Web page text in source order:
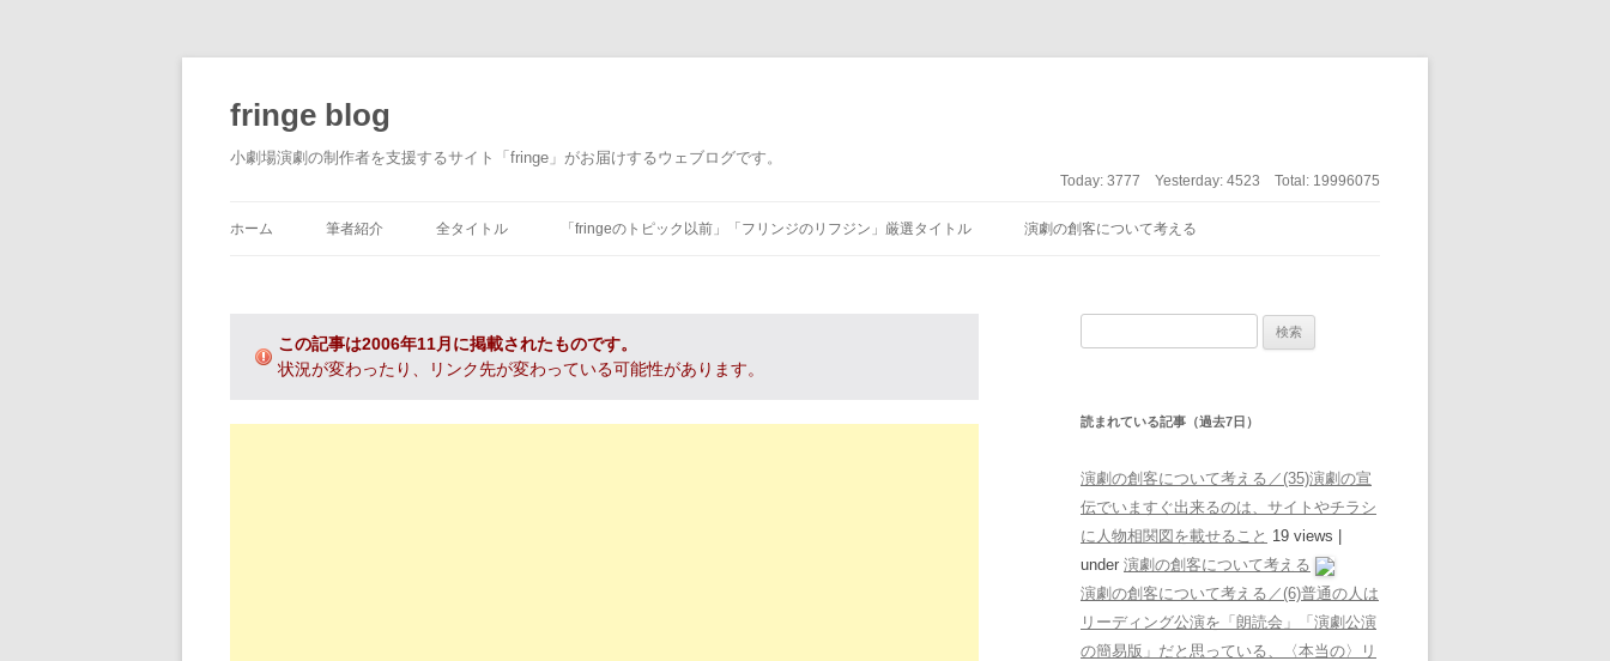
fringe blog
小劇場演劇の制作者を支援するサイト「fringe」がお届けするウェブログです。
Today: 3777 Yesterday: 4523 Total: 19996075
ホーム 筆者紹介 全タイトル 「fringeのトピック以前」「フリンジのリフジン」厳選タイトル 演劇の創客について考える
この記事は2006年11月に掲載されたものです。
状況が変わったり、リンク先が変わっている可能性があります。
読まれている記事（過去7日）
演劇の創客について考える／(35)演劇の宣
伝でいますぐ出来るのは、サイトやチラシ
に人物相関図を載せること 19 views
under 演劇の創客について考える
演劇の創客について考える／(6)普通の人は
リーディング公演を「朗読会」「演劇公演
の簡易版」だと思っている、〈本当の〉リ